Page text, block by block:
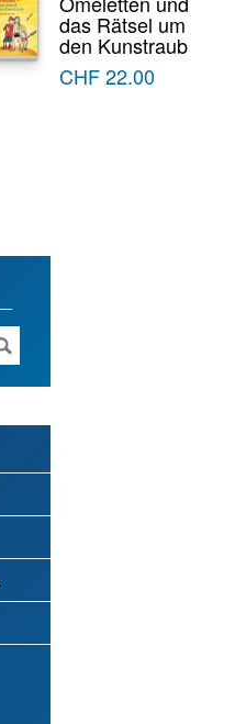
das Rätsel um
den Kunstraub
CHF22.00